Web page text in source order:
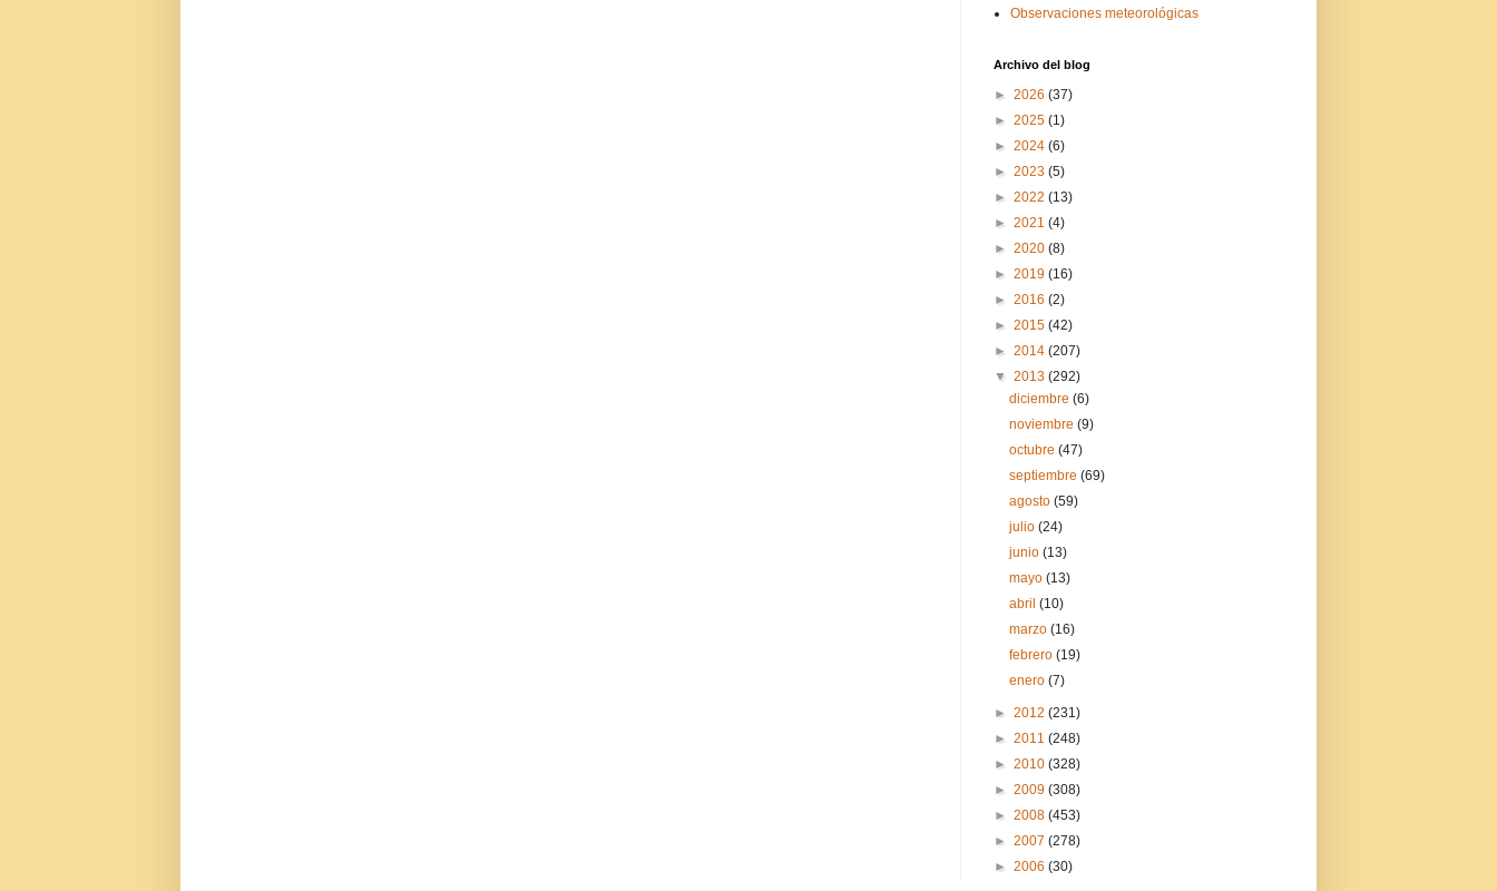
Observaciones meteorológicas
Archivo del blog
► 2026 (37)
► 2025 (1)
► 2024 (6)
► 2023 (5)
► 2022 (13)
► 2021 (4)
► 2020 (8)
► 2019 (16)
► 2016 (2)
► 2015 (42)
► 2014 (207)
▼ 2013 (292)
diciembre(6)
noviembre(9)
octubre(47)
septiembre(69)
agosto(59)
julio(24)
junio(13)
mayo(13)
abril(10)
marzo(16)
febrero(19)
enero(7)
► 2012 (231)
► 2011 (248)
► 2010 (328)
► 2009 (308)
► 2008 (453)
► 2007 (278)
► 2006 (30)